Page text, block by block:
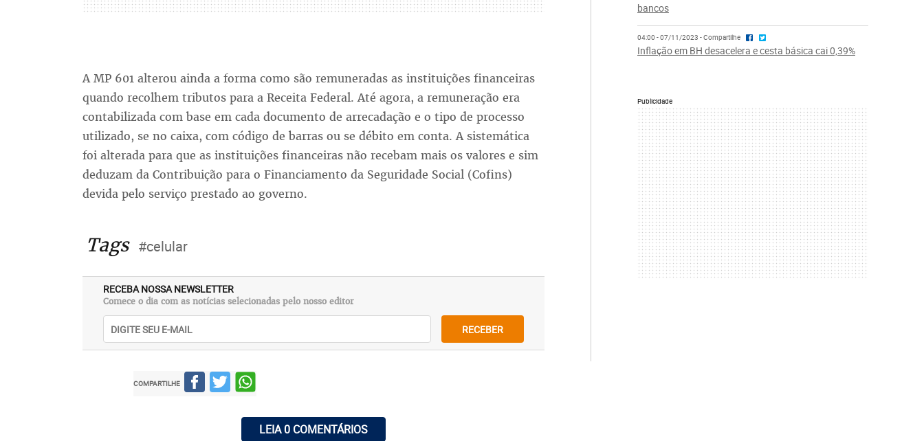
A MP 601 alterou ainda a forma como são remuneradas as instituições financeiras
quando recolhem tributos para a Receita Federal. Até agora, a remuneração era
contabilizada com base em cada documento de arrecadação e o tipo de processo
utilizado, se no caixa, com código de barras ou se débito em conta. A sistemática
foi alterada para que as instituições financeiras não recebam mais os valores e sim
deduzam da Contribuição para o Financiamento da Seguridade Social (Cofins)
devida pelo serviço prestado ao governo.
Tags #celular
RECEBA NOSSA NEWSLETTER
Comece o dia com as notícias selecionadas pelo nosso editor
RECEBER
COMPARTILHE
LEIA 0 COMENTÁRIOS
bancos
04:00 - 07/11/2023 - Compartilhe
Inflação em BH desacelera e cesta básica cai 0,39%
Publicidade